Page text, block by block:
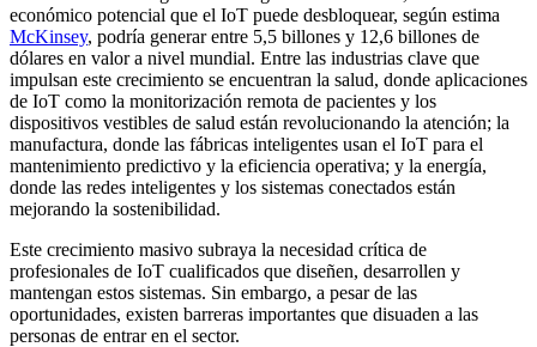
económico potencial que el IoT puede desbloquear, según estima
McKinsey, podría generar entre 5,5 billones y 12,6 billones de
dólares en valor a nivel mundial. Entre las industrias clave que
impulsan este crecimiento se encuentran la salud, donde aplicaciones
de IoT como la monitorización remota de pacientes y los
dispositivos vestibles de salud están revolucionando la atención; la
manufactura, donde las fábricas inteligentes usan el IoT para el
mantenimiento predictivo y la eficiencia operativa; y la energía,
donde las redes inteligentes y los sistemas conectados están
mejorando la sostenibilidad.
Este crecimiento masivo subraya la necesidad crítica de
profesionales de IoT cualificados que diseñen, desarrollen y
mantengan estos sistemas. Sin embargo, a pesar de las
oportunidades, existen barreras importantes que disuaden a las
personas de entrar en el sector.